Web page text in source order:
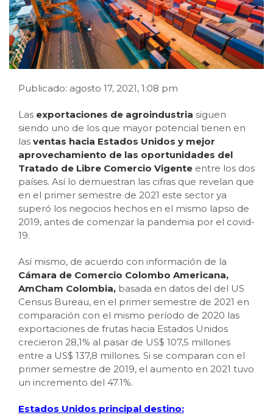
Publicado: agosto 17, 2021, 1:08 pm
Las exportaciones de agroindustria siguen
siendo uno de los que mayor potencial tienen en
las ventas hacia Estados Unidos y mejor
aprovechamiento de las oportunidades del
Tratado de Libre Comercio Vigente entre los dos
países. Así lo demuestran las cifras que revelan que
en el primer semestre de 2021 este sector ya
superó los negocios hechos en el mismo lapso de
2019, antes de comenzar la pandemia por el covid-
19.
Así mismo, de acuerdo con información de la
Cámara de Comercio Colombo Americana,
AmCham Colombia, basada en datos del del US
Census Bureau, en el primer semestre de 2021 en
comparación con el mismo período de 2020 las
exportaciones de frutas hacia Estados Unidos
crecieron 28,1% al pasar de US$ 107,5 millones
entre a US$ 137,8 millones. Si se comparan con el
primer semestre de 2019, el aumento en 2021 tuvo
un incremento del 47.1%.
Estados Unidos principal destino: